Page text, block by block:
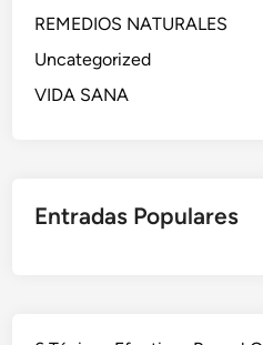
REMEDIOS NATURALES
Uncategorized
VIDA SANA
Entradas Populares